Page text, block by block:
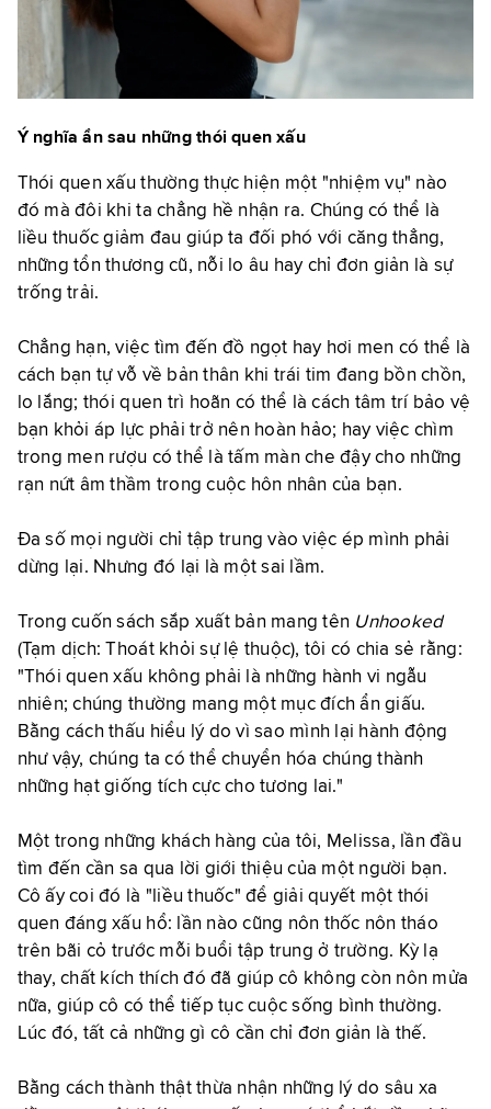
Ý nghĩa ẩn sau những thói quen xấu
Thói quen xấu thường thực hiện một "nhiệm vụ" nào
đó mà đôi khi ta chẳng hề nhận ra. Chúng có thể là
liều thuốc giảm đau giúp ta đối phó với căng thẳng,
những tổn thương cũ, nỗi lo âu hay chỉ đơn giản là sự
trống trải.
Chẳng hạn, việc tìm đến đồ ngọt hay hơi men có thể là
cách bạn tự vỗ về bản thân khi trái tim đang bồn chồn,
lo lắng; thói quen trì hoãn có thể là cách tâm trí bảo vệ
bạn khỏi áp lực phải trở nên hoàn hảo; hay việc chìm
trong men rượu có thể là tấm màn che đậy cho những
rạn nứt âm thầm trong cuộc hôn nhân của bạn.
Đa số mọi người chỉ tập trung vào việc ép mình phải
dừng lại. Nhưng đó lại là một sai lầm.
Trong cuốn sách sắp xuất bản mang tên Unhooked
(Tạm dịch: Thoát khỏi sự lệ thuộc), tôi có chia sẻ rằng:
"Thói quen xấu không phải là những hành vi ngẫu
nhiên; chúng thường mang một mục đích ẩn giấu.
Bằng cách thấu hiểu lý do vì sao mình lại hành động
như vậy, chúng ta có thể chuyển hóa chúng thành
những hạt giống tích cực cho tương lai."
Một trong những khách hàng của tôi, Melissa, lần đầu
tìm đến cần sa qua lời giới thiệu của một người bạn.
Cô ấy coi đó là "liều thuốc" để giải quyết một thói
quen đáng xấu hổ: lần nào cũng nôn thốc nôn tháo
trên bãi cỏ trước mỗi buổi tập trung ở trường. Kỳ lạ
thay, chất kích thích đó đã giúp cô không còn nôn mửa
nữa, giúp cô có thể tiếp tục cuộc sống bình thường.
Lúc đó, tất cả những gì cô cần chỉ đơn giản là thế.
Bằng cách thành thật thừa nhận những lý do sâu xa